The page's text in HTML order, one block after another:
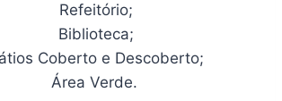
Refeitório;
Biblioteca;
Coberto e Descoberto;
Área Verde.